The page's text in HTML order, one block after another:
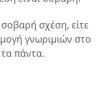
σοβαρή σχέση, είτε
γνωριμιών στο
πάντα.